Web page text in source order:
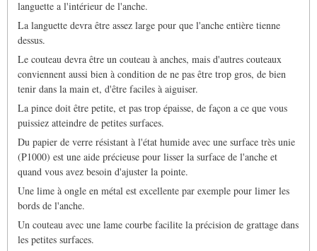
languette a l'intérieur de l'anche.
La languette devra être assez large pour que l'anche entière tienne
dessus.
Le couteau devra être un couteau à anches, mais d'autres couteaux
conviennent aussi bien à condition de ne pas être trop gros, de bien
tenir dans la main et, d'être faciles à aiguiser.
La pince doit être petite, et pas trop épaisse, de façon a ce que vous
puissiez atteindre de petites surfaces.
Du papier de verre résistant à l'état humide avec une surface très unie
(P1000) est une aide précieuse pour lisser la surface de l'anche et
quand vous avez besoin d'ajuster la pointe.
Une lime à ongle en métal est excellente par exemple pour limer les
bords de l'anche.
Un couteau avec une lame courbe facilite la précision de grattage dans
les petites surfaces.